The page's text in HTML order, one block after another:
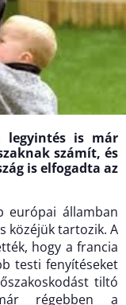
legyintés is már
számít, és
is elfogadta az
európai államban
közéjük tartozik. A
hogy a francia
testi fenyítéseket
tiltó
régebben a